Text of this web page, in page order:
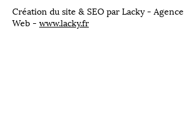
Création du site & SEO par Lacky - Agence
Web - www.lacky.fr